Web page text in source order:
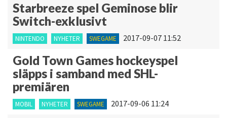
Starbreeze spel Geminose blir
Switch-exklusivt
NINTENDO NYHETER SWEGAME 2017-09-07 11:52
Gold Town Games hockeyspel
släpps i samband med SHL-
premiären
MOBIL NYHETER SWEGAME 2017-09-06 11:24